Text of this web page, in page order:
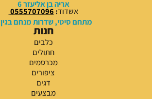
אריה בן אליעזר 6
אשדוד:
0555707096
מתחם סיטי, שדרות מנחם בגין 7
חנות
כלבים
חתולים
מכרסמים
ציפורים
דגים
מבצעים